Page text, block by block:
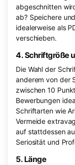
abgeschnitten
ab? Speichere
idealerweise als
verschieben.
4. Schriftgröße
Die Wahl der
anderem von der
zwischen 10
Bewerbungen
Schriftarten wie
Vermeide
auf stattdessen
Seriosität und
5. Länge